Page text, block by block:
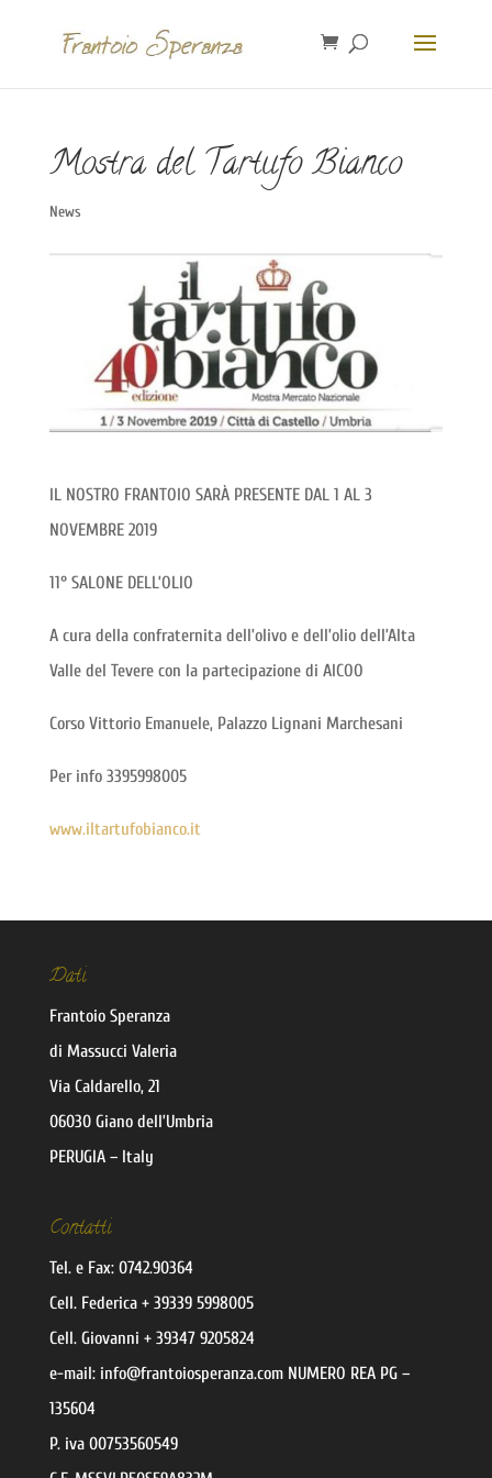
Mostra del Tartufo Bianco
News
IL NOSTRO FRANTOIO SARÀ PRESENTE DAL 1 AL 3
NOVEMBRE 2019
11° SALONE DELL’OLIO
A cura della confraternita dell’olivo e dell’olio dell’Alta
Valle del Tevere con la partecipazione di AICOO
Corso Vittorio Emanuele, Palazzo Lignani Marchesani
Per info 3395998005
www.iltartufobianco.it
Dati
Frantoio Speranza
di Massucci Valeria
Via Caldarello, 21
06030 Giano dell’Umbria
PERUGIA – Italy
Contatti
Tel. e Fax: 0742.90364
Cell. Federica + 39339 5998005
Cell. Giovanni + 39347 9205824
e-mail:
moc.aznarepsoiotnarf
@ofni
NUMERO REA PG –
135604
P. iva 00753560549